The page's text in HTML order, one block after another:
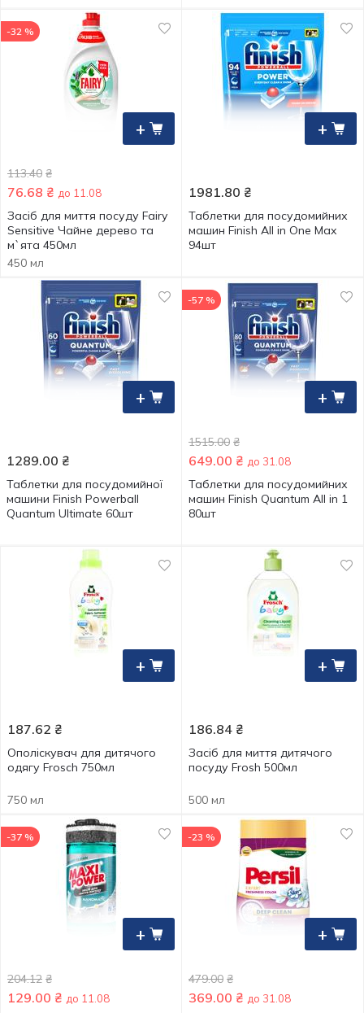
+
-32 %
113.40 ₴
76.68 ₴ до 11.08
Засіб для миття посуду Fairy
Sensitive Чайне дерево та
м`ята 450мл
450 мл
+
1981.80 ₴
Таблетки для посудомийних
машин Finish All in One Max
94шт
+
1289.00 ₴
Таблетки для посудомийної
машини Finish Powerball
Quantum Ultimate 60шт
+
-57 %
1515.00 ₴
649.00 ₴ до 31.08
Таблeтки для посудомийних
машин Finish Quantum All in 1
80шт
+
187.62 ₴
Ополіскувач для дитячого
одягу Frosch 750мл
750 мл
+
186.84 ₴
Засiб для миття дитячого
посуду Frosh 500мл
500 мл
+
-37 %
204.12 ₴
129.00 ₴ до 11.08
+
-23 %
479.00 ₴
369.00 ₴ до 31.08